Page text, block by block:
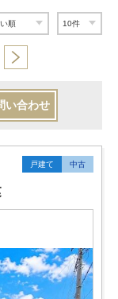
い合わせ
戸建て 中古